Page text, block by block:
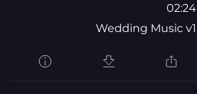
02:24
Wedding Music v1